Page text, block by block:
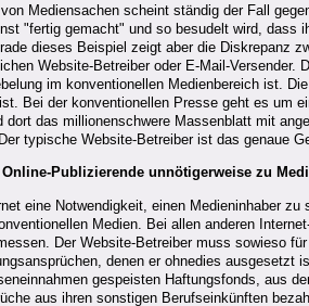
Mediensachen scheint ständig der Fall
"fertig gemacht" und so besudelt wird,
dieses Beispiel zeigt aber die Diskrepanz
Website-Betreiber oder E-Mail-
im konventionellen Medienbereich ist.
Bei der konventionellen Presse geht es um
dort das millionenschwere Massenblatt mit
typische Website-Betreiber ist das genaue
Online-Publizierende unnötigerweise zu
eine Notwendigkeit, einen Medieninhaber
Medien. Bei allen anderen
Der Website-Betreiber muss sowieso
denen er ohnedies
gespeisten Haftungsfonds, aus
aus ihren sonstigen Berufseinkünften